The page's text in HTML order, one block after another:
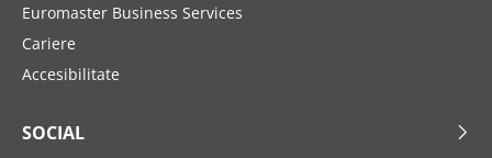
Euromaster Business Services
Cariere
Accesibilitate
SOCIAL